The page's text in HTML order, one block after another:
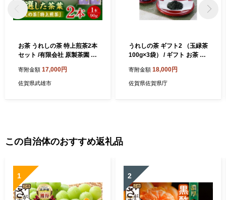
お茶 うれしの茶 特上煎茶2本
セット /有限会社 原製茶園 [U
茶葉 煎茶 お茶 嬉野茶 日本茶
茶葉 tea お茶 佐賀県 武雄市
贈り物 贈答 お茶 おちゃ せん
ちゃ
寄附金額 17,000円
佐賀県武雄市
うれしの茶 ギフト2 （玉緑茶
100g×3袋） / ギフト お茶 嬉
農業協同組合 茶販売事業所
[41AIAG003]
寄附金額 18,000円
佐賀県佐賀県庁
この自治体のおすすめ返礼品
1 2